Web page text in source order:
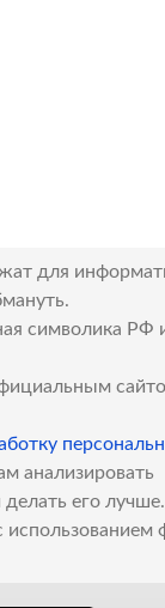
для
символика РФ
анализировать
делать его
использованием